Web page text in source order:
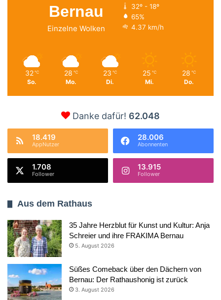
Bernau
Einzelne Wolken
32º - 18º
65%
4.37 km/h
32 ℃
So.
28 ℃
Mo.
23 ℃
Di.
25 ℃
Mi.
28 ℃
Do.
Danke dafür! 62.048
18.419
AppNutzer
28.006
Abonnenten
1.708
Follower
13.915
Follower
Aus dem Rathaus
35 Jahre Herzblut für Kunst und Kultur: Anja
Schreier und ihre FRAKIMA Bernau
5. August 2026
Süßes Comeback über den Dächern von
Bernau: Der Rathaushonig ist zurück
3. August 2026